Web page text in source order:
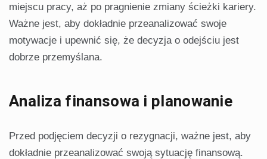
miejscu pracy, aż po pragnienie zmiany ścieżki kariery.
Ważne jest, aby dokładnie przeanalizować swoje
motywacje i upewnić się, że decyzja o odejściu jest
dobrze przemyślana.
Analiza finansowa i planowanie
Przed podjęciem decyzji o rezygnacji, ważne jest, aby
dokładnie przeanalizować swoją sytuację finansową.